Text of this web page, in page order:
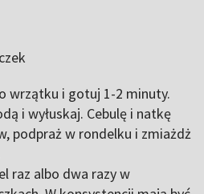
wrzątku i gotuj 1-2 minuty.
i wyłuskaj. Cebulę i natkę
podpraż w rondelku i zmiażdż
raz albo dwa razy w